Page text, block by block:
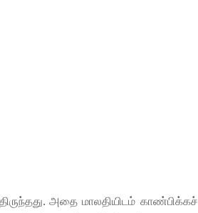
அதை மாலதியிடம் காண்பிக்கச்